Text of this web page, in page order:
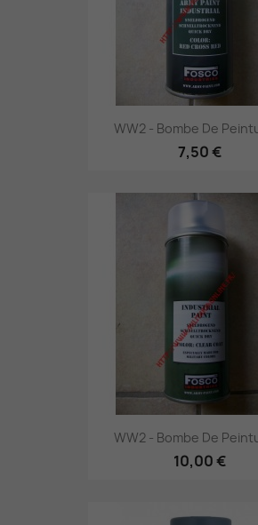
WW2 - Bombe De
7,50 €
WW2 - Bombe De
10,00 €